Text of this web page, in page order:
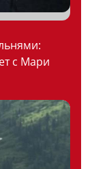
с Мари